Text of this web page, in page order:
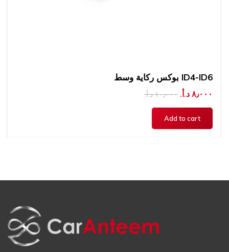
بوكس ركاية وسط ID4-ID6
١٠٫٠٠٠ د.أ.‏ ٨٫٠٠٠ د.أ.‏